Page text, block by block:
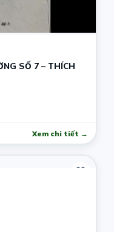
SỐ 7 – THÍCH
Xem chi tiết →